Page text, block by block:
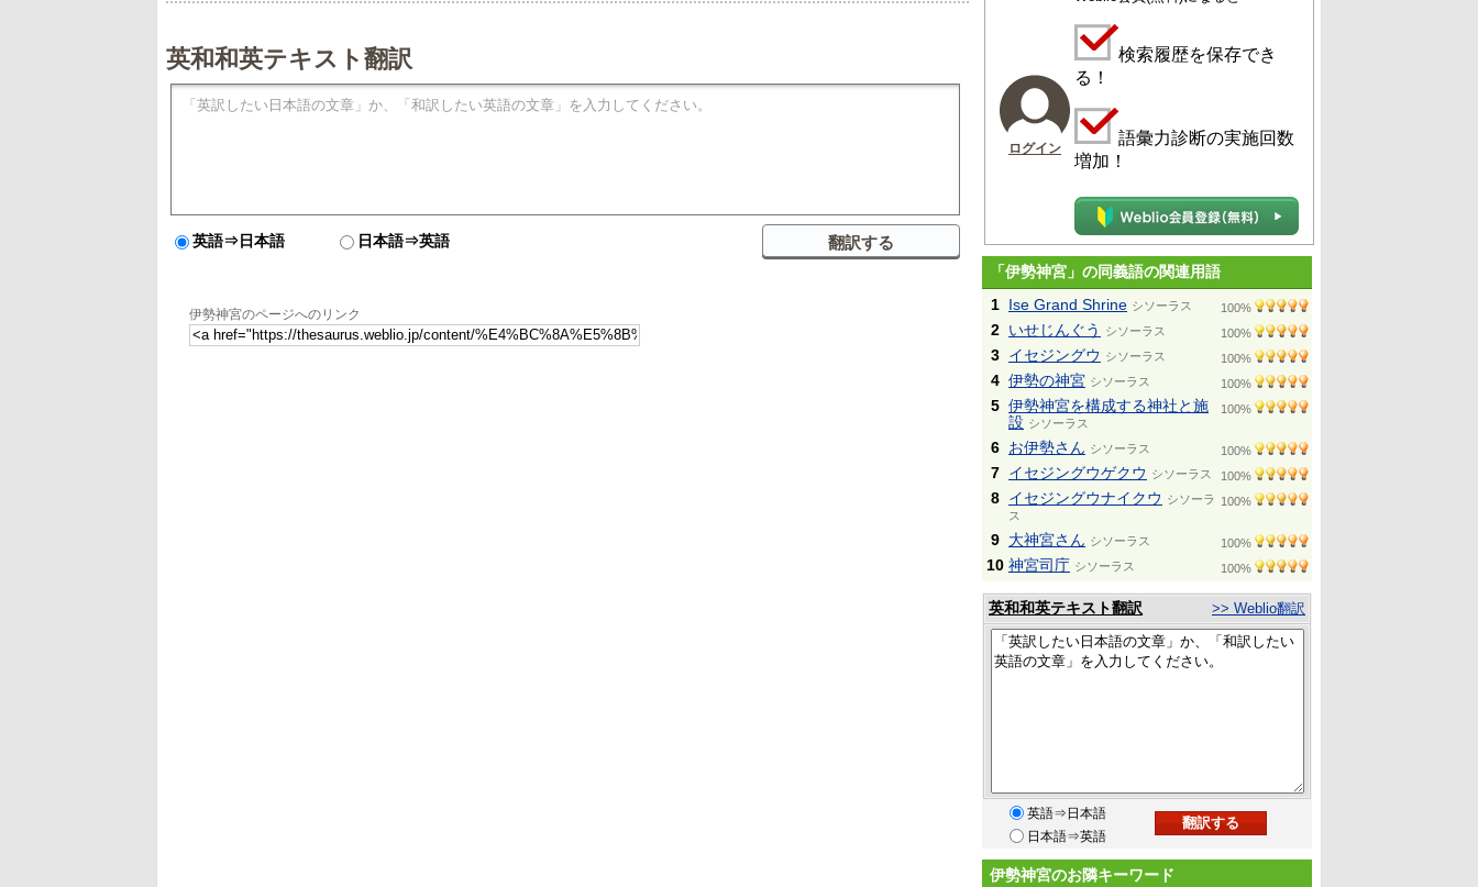
英和和英テキスト翻訳
英語⇒日本語 日本語⇒英語
伊勢神宮のページへのリンク
ログイン
検索履歴を保存でき
る！
語彙力診断の実施回数
増加！
「伊勢神宮」の同義語の関連用語
1 Ise Grand Shrine シソーラス 100%
2 いせじんぐう シソーラス 100%
3 イセジングウ シソーラス 100%
4 伊勢の神宮 シソーラス 100%
5 伊勢神宮を構成する神社と施
設 シソーラス
100%
6 お伊勢さん シソーラス 100%
7 イセジングウゲクウ シソーラス 100%
8 イセジングウナイクウ シソーラ
ス
100%
9 大神宮さん シソーラス 100%
10 神宮司庁 シソーラス 100%
英和和英テキスト翻訳 >> Weblio翻訳
英語⇒日本語
日本語⇒英語
伊勢神宮のお隣キーワード